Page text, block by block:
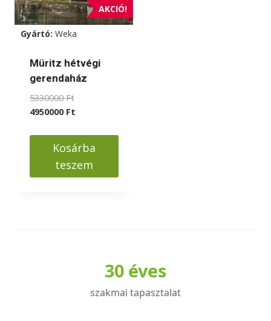
AKCIÓ!
Gyártó: Weka
Müritz hétvégi
gerendaház
5330000FtOriginal
price
5330000 Ft.
4950000 FtCurrent
is:
4950000 Ft.
Kosárba
teszem
30 éves
szakmai tapasztalat